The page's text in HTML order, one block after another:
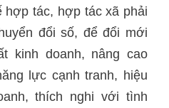
hợp tác, hợp tác xã phải
đổi số, để đổi mới
kinh doanh, nâng cao
lực cạnh tranh, hiệu
thích nghi với tình